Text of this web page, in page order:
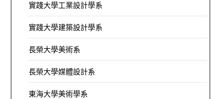
實踐大學工業設計學系
實踐大學建築設計學系
長榮大學美術系
長榮大學媒體設計系
東海大學美術學系